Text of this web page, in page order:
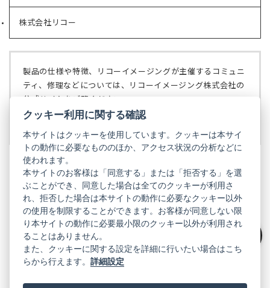
ブ
で
開
く）
タ
ブ
で
く）
株式会社リコー
（新
ブ
で
開
製品の仕様や特徴、リコーイメージングが主催するコミュニ
ティ、修理などについては、リコーイメージング株式会社の
公式サイトをご覧ください。
リコーイメージング株式会社の公式サイト
（新
し
い
タ
ブ
で
開
く）
PENTAX
PENTAX
の
公
式
LINE（新
し
い
PENTAX
の
公
し
い
PENTAX
の
公
し
PENTAX
の
公
し
PENTAX
の
公
し
GR
GR
クッキー利用に関する確認
本サイトはクッキーを使用しています。クッキーは本サイ
トの動作に必要なもののほか、アクセス状況の分析などに
使われます。
本サイトのお客様は「同意する」または「拒否する」を選
ぶことができ、同意した場合は全てのクッキーが利用さ
れ、拒否した場合は本サイトの動作に必要なクッキー以外
の使用を制限することができます。お客様が同意しない限
り本サイトの動作に必要最小限のクッキー以外が利用され
ることはありません。
また、クッキーに関する設定を詳細に行いたい場合はこち
らから行えます。詳細設定